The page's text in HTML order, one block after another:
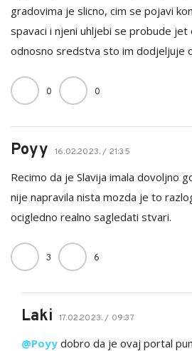
gradovima je slicno, cim se pojavi
spavaci i njeni uhljebi se probude jet
odnosno sredstva sto im dodjeljuje
0 0
Poyy 16.02.2023. / 21:35
Recimo da je Slavija imala dovoljno
nije napravila nista mozda je to
ocigledno realno sagledati stvari.
3 6
Laki 17.02.2023. / 09:37
@Poyy dobro da je ovaj portal